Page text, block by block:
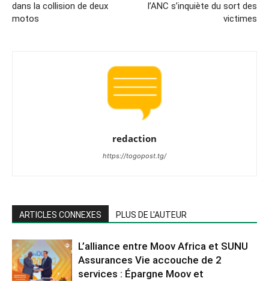
dans la collision de deux
motos
l’ANC s’inquiète du sort des
victimes
redaction
https://togopost.tg/
ARTICLES CONNEXES PLUS DE L'AUTEUR
L’alliance entre Moov Africa et SUNU
Assurances Vie accouche de 2
services : Épargne Moov et